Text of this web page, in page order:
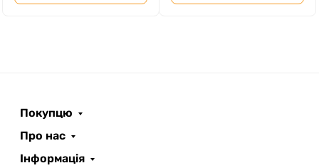
Покупцю
Про нас
Інформація